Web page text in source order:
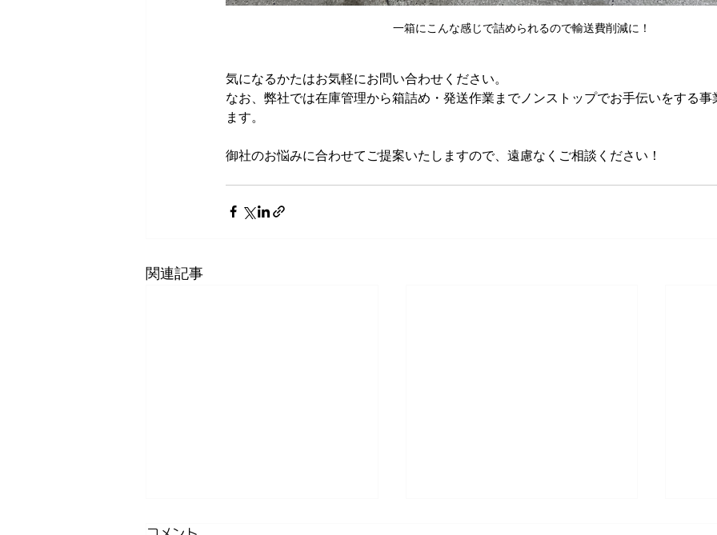
一箱にこんな感じで詰められるので輸送費削減に！
気になるかたはお気軽にお問い合わせください。
なお、弊社では在庫管理から箱詰め・発送作業までノンストップでお手伝いをする事
ます。
御社のお悩みに合わせてご提案いたしますので、遠慮なくご相談ください！
関連記事